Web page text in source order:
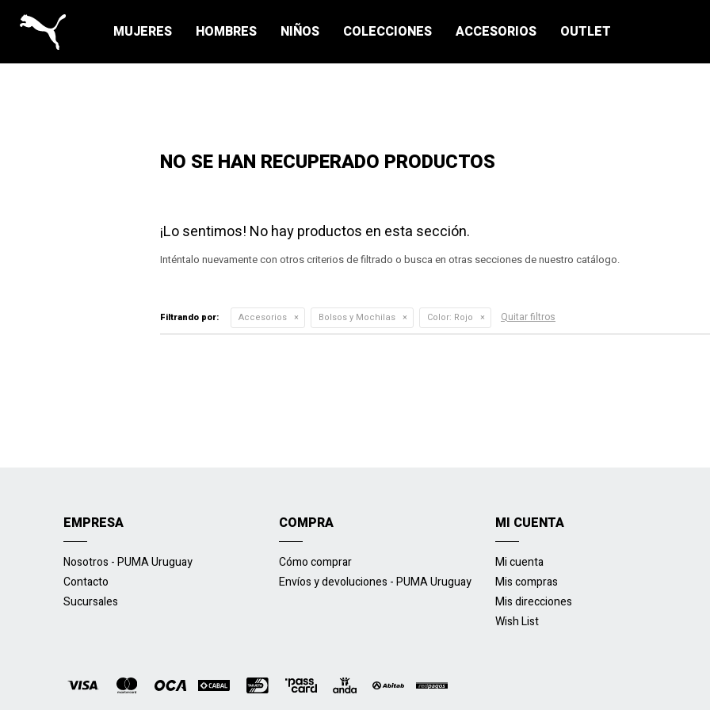
MUJERES HOMBRES NIÑOS COLECCIONES ACCESORIOS OUTLET
NO SE HAN RECUPERADO PRODUCTOS
¡Lo sentimos! No hay productos en esta sección.
Inténtalo nuevamente con otros criterios de filtrado o busca en otras secciones de nuestro catálogo.
Filtrando por: Accesorios Bolsos y Mochilas Color: Rojo Quitar filtros
EMPRESA
Nosotros - PUMA Uruguay
Contacto
Sucursales
COMPRA
Cómo comprar
Envíos y devoluciones - PUMA Uruguay
MI CUENTA
Mi cuenta
Mis compras
Mis direcciones
Wish List